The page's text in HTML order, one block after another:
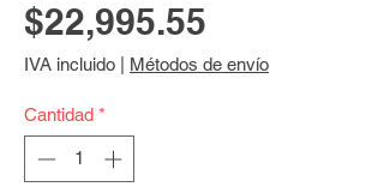
$22,995.55
IVA incluido Métodos de envío
Cantidad *